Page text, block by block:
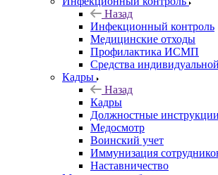
Назад
Инфекционный контроль
Медицинские отходы
Профилактика ИСМП
Средства
Кадры
Назад
Кадры
Должностные инструкции
Медосмотр
Воинский учет
Иммунизация
Наставничество